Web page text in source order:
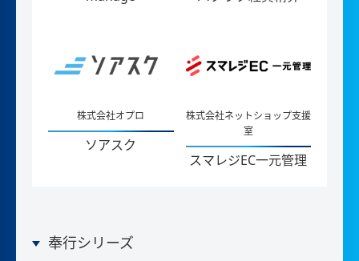
株式会社オプロ
ソアスク
株式会社ネットショップ支援
室
スマレジEC一元管理
奉行シリーズ